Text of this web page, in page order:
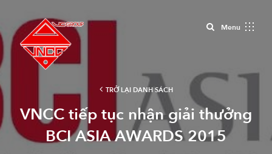
MenuClose
TRỞ LẠI DANH SÁCH
VNCC tiếp tục nhận giải thưởng
BCI ASIA AWARDS 2015